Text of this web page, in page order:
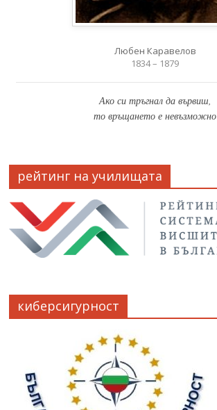
Любен Каравелов
1834 – 1879
Ако си тръгнал да вървиш,
то връщането е невъзможно
рейтинг на училищата
киберсигурност